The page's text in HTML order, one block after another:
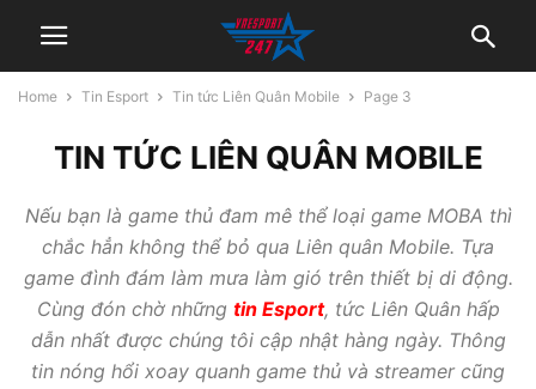
Home Tin Esport Tin tức Liên Quân Mobile Page 3
TIN TỨC LIÊN QUÂN MOBILE
Nếu bạn là game thủ đam mê thể loại game MOBA thì
chắc hẳn không thể bỏ qua Liên quân Mobile. Tựa
game đình đám làm mưa làm gió trên thiết bị di động.
Cùng đón chờ những tin Esport, tức Liên Quân hấp
dẫn nhất được chúng tôi cập nhật hàng ngày. Thông
tin nóng hổi xoay quanh game thủ và streamer cũng